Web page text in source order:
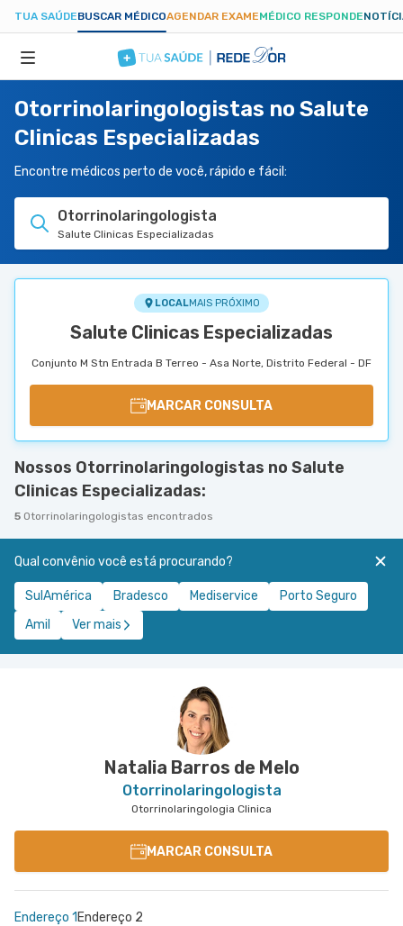
TUA SAÚDEBUSCAR MÉDICOAGENDAR EXAMEMÉDICO RESPONDE
ESPECIALIDADES
HOSPITAIS
TUASAUDE.COM
Otorrinolaringologistas no Salute
Clinicas Especializadas
Encontre médicos perto de você, rápido e fácil:
Otorrinolaringologista
Salute Clinicas Especializadas
LOCALMAIS PRÓXIMO
Salute Clinicas Especializadas
Conjunto M Stn Entrada B Terreo - Asa Norte, Distrito Federal - DF
MARCAR CONSULTA
Nossos Otorrinolaringologistas no Salute
Clinicas Especializadas:
5 Otorrinolaringologistas encontrados
Qual convênio você está procurando?
SulAmérica Bradesco Mediservice
Porto Seguro
Amil
Ver mais
Natalia Barros de Melo
Otorrinolaringologista
Otorrinolaringologia Clinica
MARCAR CONSULTA
Endereço 1 Endereço 2